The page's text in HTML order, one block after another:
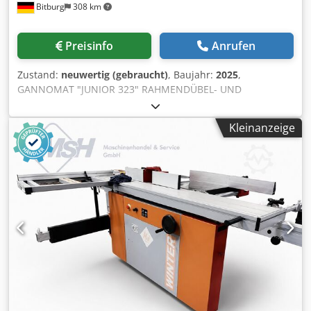
einfachen bewegen der Maschine 1 Stück
Bohrerschaft Ø 9 mm 1 Stück Staketenbohrer Ø 25 mm aus
Chromstahl mit Zentrierspitze Verfügbar: kurzfristig
Bitburg 308 km
Preisinfo Anrufen
Zustand: neuwertig (gebraucht), Baujahr: 2025,
GANNOMAT "JUNIOR 323" RAHMENDÜBEL- UND
LANGLOCHBOHRMASCHINE komplett in
Standardausführung gemäß Preisliste 01/22/D mit: -
Präzisions-Spannzangenfutter für Spannzangen ER 40 Ø 3-
26 mm. inkl. Spannzangen Ø 10 / 13 / 16 / 20 - Motor 1,5
kW, 2800 u/min - Positionseinstellung über Digitalzählwerk
- Positionsverstellung für 2 Ebenen, pneumatisch (0-100
mm) - Bohrtiefe max. 150 mm - Präzisions-Rasterschiene
im 12 mm-Raster mit: - Mitteneinrastung und
Querverstellung 320 mm - 2 pneumatische
Sicherheitsspannzylinder - Anschlagsystem komplett
bestehend aus: Dkjdoxdttijpfx Aiuer 1 Mittelanschlag sowie
1 Anschlag für überbreite Rahmen 1 Anschlagstange rund
850 mm lang (spiegelbildlich von links auf rechts
umsetzbar) 2 Klappanschläge - Langlochbohreinrichtung
absenkbar mit 2 Programmnocken (400V, 3Ph, 50Hz, 1,5kW)
Kleinanzeige